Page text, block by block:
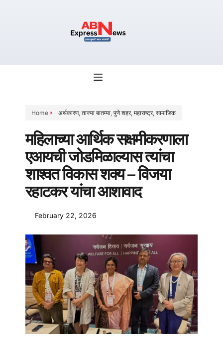
Home अर्थकारण, ताज्या बातम्या, पुणे शहर, महाराष्ट्र, सामाजिक
महिलाच्या आर्थिक सक्षमीकरणाला
एआयची जोडमिळाल्यास त्यांचा
शाश्वत विकास शक्य – विजया
रहाटकर यांचा आशावाद
February 22, 2026